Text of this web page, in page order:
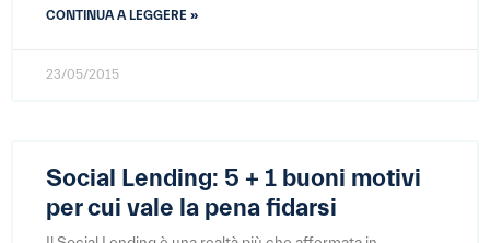
CONTINUA A LEGGERE »
23/05/2015
Social Lending: 5 + 1 buoni motivi
per cui vale la pena fidarsi